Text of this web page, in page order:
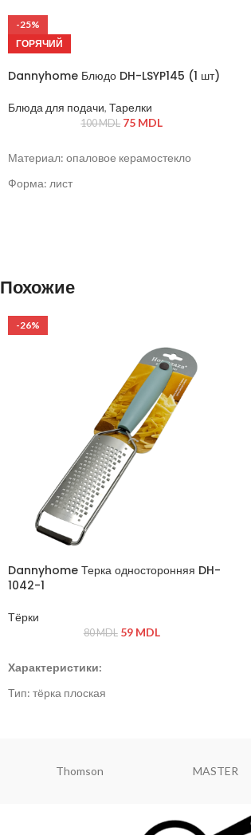
-25%
ГОРЯЧИЙ
Dannyhome Блюдо DH-LSYP145 (1 шт)
Блюда для подачи, Тарелки
100MDL 75 MDL
Материал: опаловое керамостекло
Форма: лист
Лёгкое, прочное и гигиеничное
Похожие
-26%
Dannyhome Терка односторонняя DH-
1042-1
Тёрки
80MDL 59 MDL
Характеристики:
Тип: тёрка плоская
Redmond ViaPot